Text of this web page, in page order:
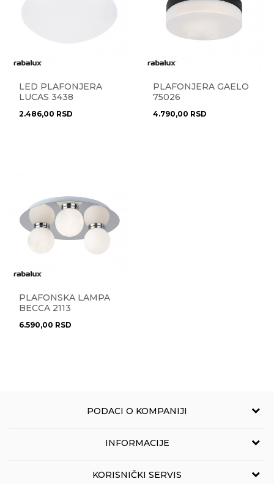
LED PLAFONJERA
LUCAS 3438
2.486,00 RSD
PLAFONJERA GAELO
75026
4.790,00 RSD
PLAFONSKA LAMPA
BECCA 2113
6.590,00 RSD
PODACI O KOMPANIJI
NOVO LUX
11010 Beograd, Srbija
INFORMACIJE
O nama
KORISNIČKI SERVIS